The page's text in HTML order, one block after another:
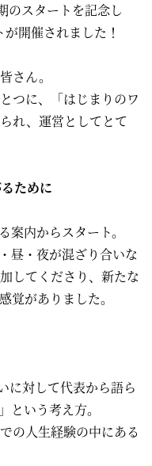
スタートを記念し
開催されました！
さん。
つに、「はじまりのワ
れ、運営としてとて
ために
案内からスタート。
昼・夜が混ざり合いな
してくださり、新たな
覚がありました。
に対して代表から語ら
という考え方。
の人生経験の中にある